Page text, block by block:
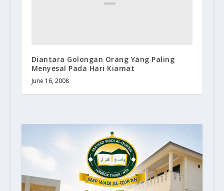
Diantara Golongan Orang Yang Paling
Menyesal Pada Hari Kiamat
June 16, 2008